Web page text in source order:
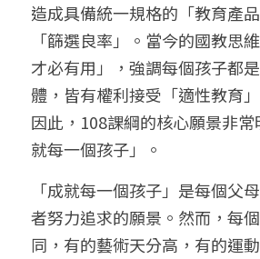
造成具備統一規格的「教育產
「篩選良率」。當今的國教思
才必有用」，強調每個孩子都
體，皆有權利接受「適性教育
因此，108課綱的核心願景非
就每一個孩子」。
「成就每一個孩子」是每個父
者努力追求的願景。然而，每
同，有的藝術天分高，有的運